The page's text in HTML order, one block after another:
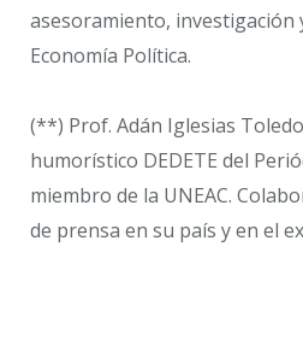
asesoramiento, investigación
Economía Política.
(**) Prof. Adán Iglesias
humorístico DEDETE del
miembro de la UNEAC.
de prensa en su país y en el